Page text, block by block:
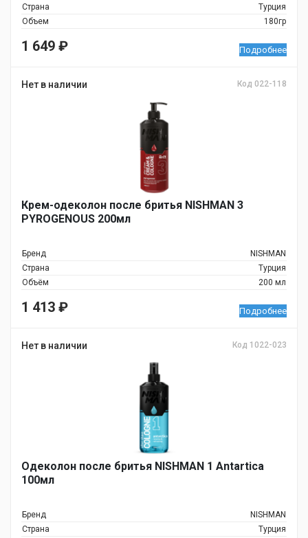
Страна
Турция
Объем
180гр
1 649 ₽ Подробнее
Нет в наличии Код 022-118
Крем-одеколон после бритья NISHMAN 3
PYROGENOUS 200мл
Бренд
NISHMAN
Страна
Турция
Объём
200 мл
1 413 ₽ Подробнее
Нет в наличии Код 1022-023
Одеколон после бритья NISHMAN 1 Antartica
100мл
Бренд
NISHMAN
Страна
Турция